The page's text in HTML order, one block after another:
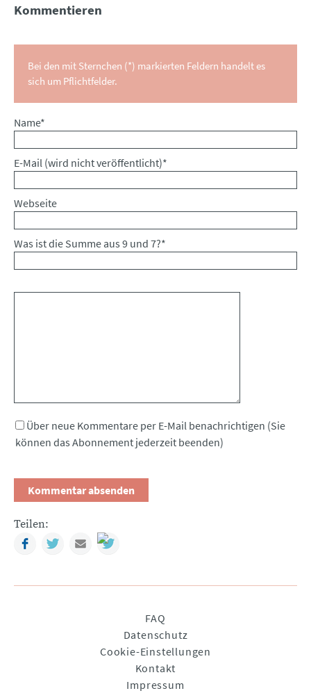
Kommentieren
Bei den mit Sternchen (*) markierten Feldern handelt es
sich um Pflichtfelder.
Pflichtfeld
Name*
Pflichtfeld
E-Mail (wird nicht veröffentlicht)*
Webseite
Was ist die Summe aus 9 und 7?*
Über neue Kommentare per E-Mail benachrichtigen (Sie
können das Abonnement jederzeit beenden)
Teilen:
FacebookTwitterMail
FAQ
Datenschutz
Cookie-Einstellungen
Kontakt
Impressum